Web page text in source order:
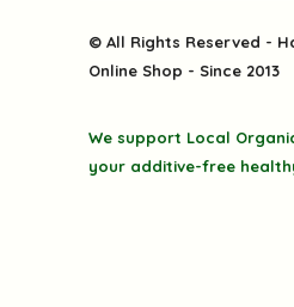
Featured Items
Grocery
Discounted goodies
Happy Families
Delivery
Privacy Policy
© All Rights Reserved -
Online Shop - Since 2013
We support Local
your additive-free